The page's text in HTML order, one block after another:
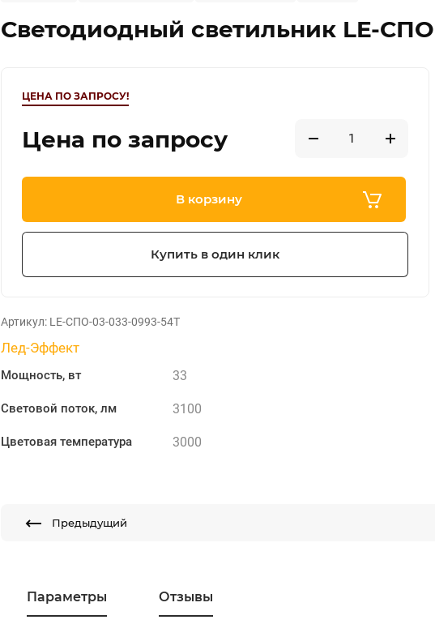
Светодиодный светильник LE-
ЦЕНА ПО ЗАПРОСУ!
Цена по запросу
В корзину
Купить в один клик
Артикул: LE-СПО-03-033-0993-54Т
Лед-Эффект
Мощность, вт 33
Световой поток, лм 3100
Цветовая температура 3000
Предыдущий
Параметры Отзывы